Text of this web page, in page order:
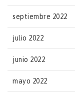
septiembre 2022
julio 2022
junio 2022
mayo 2022